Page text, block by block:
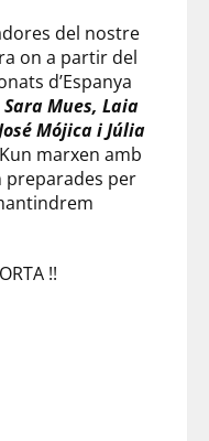
del nostre
on a partir del
d’Espanya
Sara Mues, Laia
Mójica i Júlia
marxen amb
preparades per
!!